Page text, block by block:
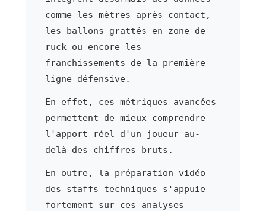
comme les mètres après contact,
les ballons grattés en zone de
ruck ou encore les
franchissements de la première
ligne défensive.
En effet, ces métriques avancées
permettent de mieux comprendre
l'apport réel d'un joueur au-
delà des chiffres bruts.
En outre, la préparation vidéo
des staffs techniques s'appuie
fortement sur ces analyses